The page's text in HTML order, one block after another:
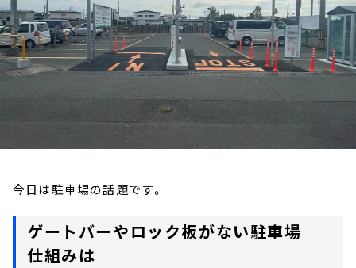
今日は駐車場の話題です。
ゲートバーやロック板がない駐車場
仕組みは